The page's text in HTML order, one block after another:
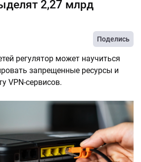
2,27 млрд
Поделись
регулятор может научиться
запрещенные ресурсы и
VPN-сервисов.